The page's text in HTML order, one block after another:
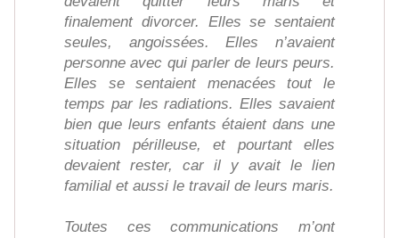
finalement divorcer. Elles se sentaient
seules, angoissées. Elles n’avaient
personne avec qui parler de leurs peurs.
Elles se sentaient menacées tout le
temps par les radiations. Elles savaient
bien que leurs enfants étaient dans une
situation périlleuse, et pourtant elles
devaient rester, car il y avait le lien
familial et aussi le travail de leurs maris.
Toutes ces communications m’ont